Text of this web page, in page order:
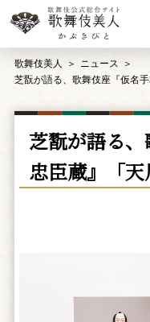
歌舞伎美人
ニュース
芝翫が語る、歌舞伎座『仮名
芝翫が語る
忠臣蔵』「天